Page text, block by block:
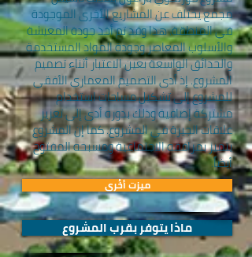
مجمع يختلف عن المشاريع الأخرى الموجودة
في المنطقة. هذا وقد تم أخذ جودة المعيشة
والأسلوب المعاصر وجودة المواد المستخدمة
والحدائق الواسعة بعين الاعتبار أثناء تصميم
المشروع. إذ أدى التصميم المعماري الأفقي
للمشروع إلى تشكيل مساحات استخدام
مشتركة إضافية وذلك بدوره أدى إلى تعزيز
علاقات الجيرة في المشروع. كما إن المشروع
يتميز بمرافقه الاجتماعية ومسبحه المفتوح
أيضاً.
ماذا يتوفر بقرب المشروع
ميزت أخُرى